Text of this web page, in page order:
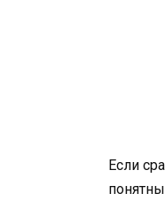
Если